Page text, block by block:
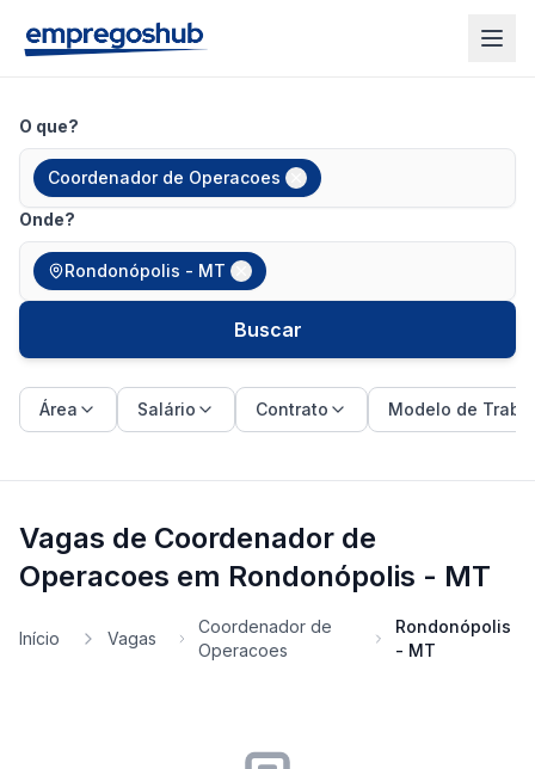
O que?
Coordenador de Operacoes
Onde?
Rondonópolis - MT
Buscar
Área Salário Contrato Modelo de
Vagas de Coordenador de
Operacoes em Rondonópolis - MT
Início Vagas
Coordenador de
Operacoes
Rondonópolis
- MT